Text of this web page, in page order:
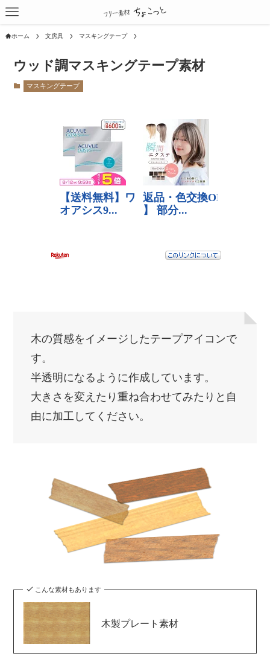
ホーム 文房具 マスキングテープ
ウッド調マスキングテープ素材
マスキングテープ
木の質感をイメージしたテープアイコンで
す。
半透明になるように作成しています。
大きさを変えたり重ね合わせてみたりと自
由に加工してください。
こんな素材もあります
木製プレート素材